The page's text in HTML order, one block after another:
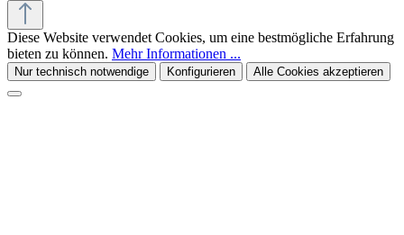
Diese Website verwendet Cookies, um eine bestmögliche Erfahrung
bieten zu können. Mehr Informationen ...
Nur technisch notwendige Konfigurieren Alle Cookies akzeptieren